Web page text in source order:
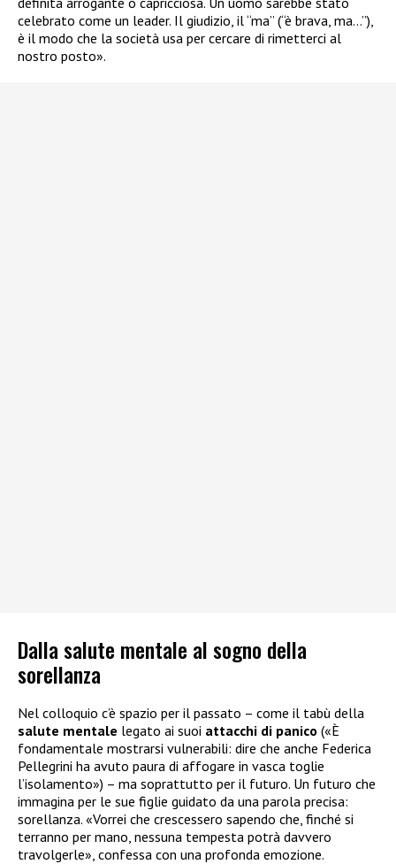
celebrato come un leader. Il giudizio, il “ma” (“è brava, ma…”),
è il modo che la società usa per cercare di rimetterci al
nostro posto».
Dalla salute mentale al sogno della
sorellanza
Nel colloquio c’è spazio per il passato – come il tabù della
salute mentale legato ai suoi attacchi di panico («È
fondamentale mostrarsi vulnerabili: dire che anche Federica
Pellegrini ha avuto paura di affogare in vasca toglie
l’isolamento») – ma soprattutto per il futuro. Un futuro che
immagina per le sue figlie guidato da una parola precisa:
sorellanza. «Vorrei che crescessero sapendo che, finché si
terranno per mano, nessuna tempesta potrà davvero
travolgerle», confessa con una profonda emozione.